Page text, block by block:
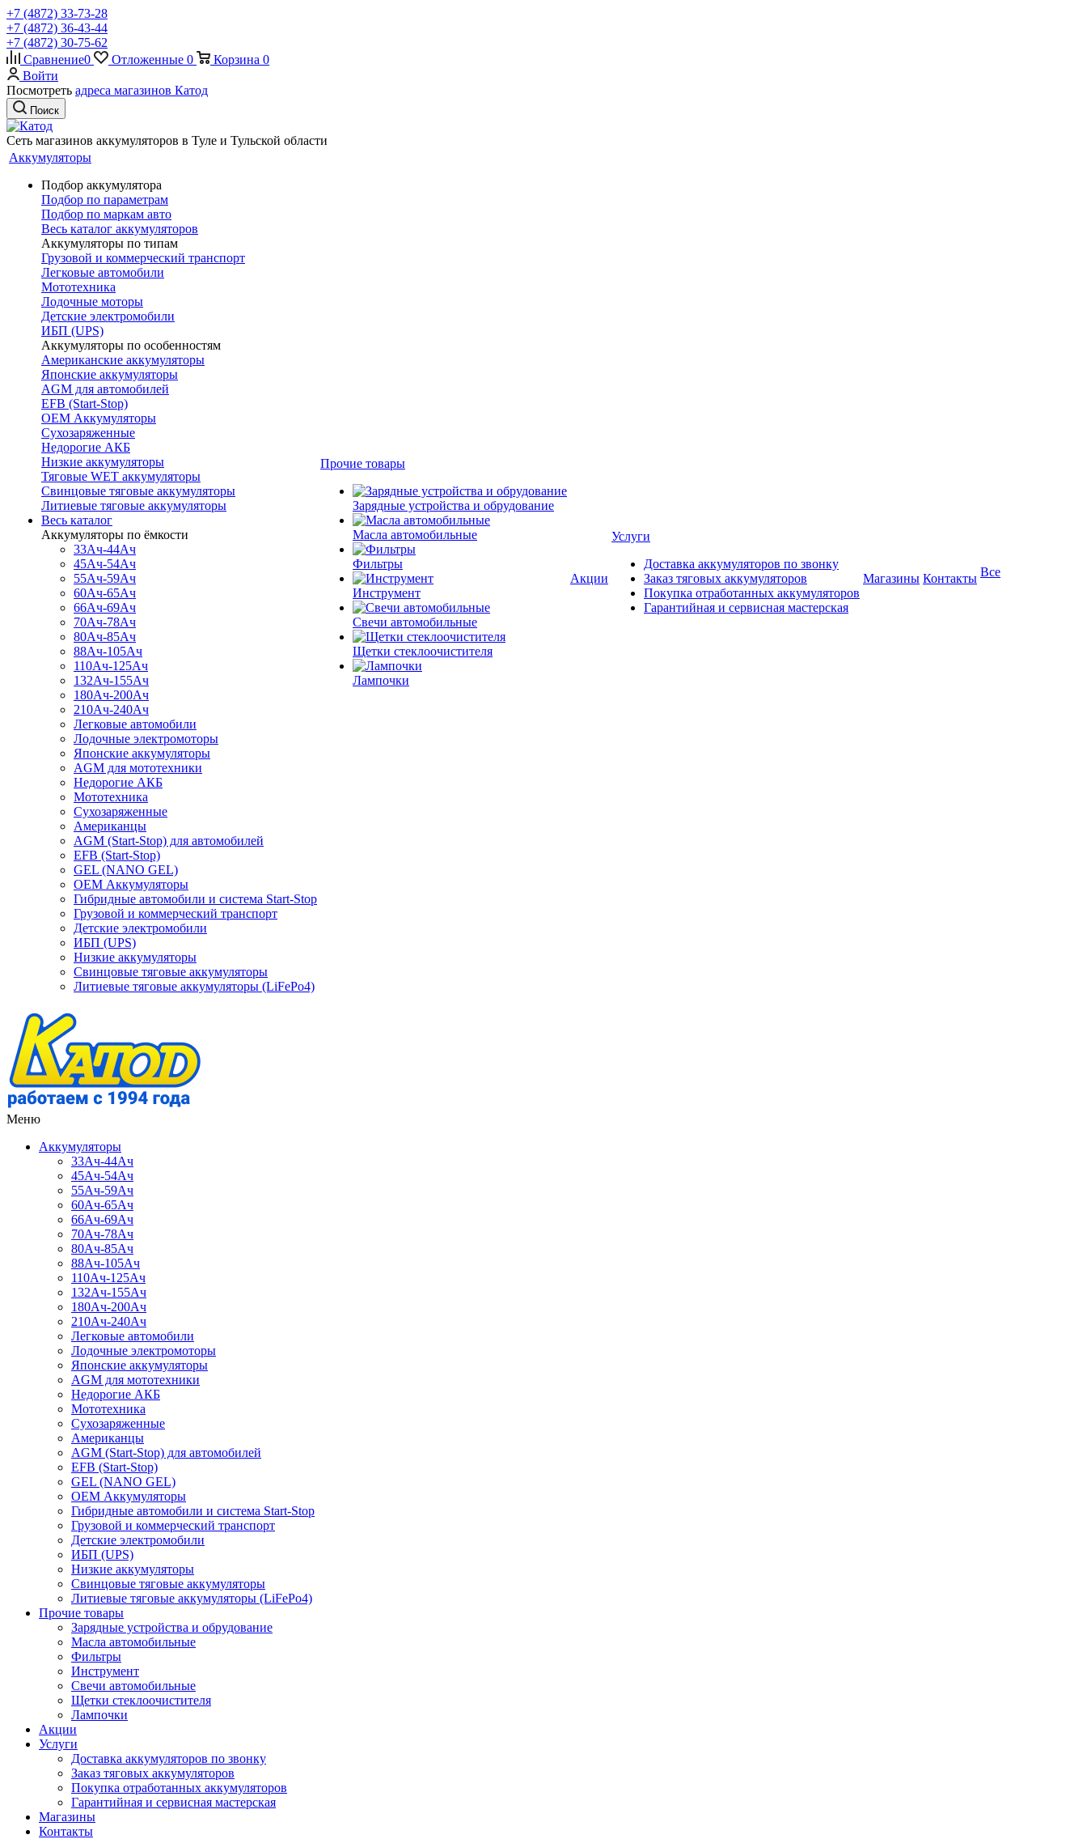
+7 (4872) 33-73-28
+7 (4872) 36-43-44
+7 (4872) 30-75-62
Сравнение0 Отложенные 0 Корзина 0
Войти
Посмотреть адреса магазинов Катод
Поиск
Сеть магазинов аккумуляторов в Туле и Тульской области
Аккумуляторы
Подбор аккумулятора
Подбор по параметрам
Подбор по маркам авто
Весь каталог аккумуляторов
Аккумуляторы по типам
Грузовой и коммерческий транспорт
Легковые автомобили
Мототехника
Лодочные моторы
Детские электромобили
ИБП (UPS)
Аккумуляторы по особенностям
Американские аккумуляторы
Японские аккумуляторы
AGM для автомобилей
EFB (Start-Stop)
OEM Аккумуляторы
Сухозаряженные
Недорогие АКБ
Низкие аккумуляторы
Тяговые WET аккумуляторы
Свинцовые тяговые аккумуляторы
Литиевые тяговые аккумуляторы
Весь каталог
Аккумуляторы по ёмкости
33Ач-44Ач
45Ач-54Ач
55Ач-59Ач
60Ач-65Ач
66Ач-69Ач
70Ач-78Ач
80Ач-85Ач
88Ач-105Ач
110Ач-125Ач
132Ач-155Ач
180Ач-200Ач
210Ач-240Ач
Легковые автомобили
Лодочные электромоторы
Японские аккумуляторы
AGM для мототехники
Недорогие АКБ
Мототехника
Сухозаряженные
Американцы
AGM (Start-Stop) для автомобилей
EFB (Start-Stop)
GEL (NANO GEL)
OEM Аккумуляторы
Гибридные автомобили и система Start-Stop
Грузовой и коммерческий транспорт
Детские электромобили
ИБП (UPS)
Низкие аккумуляторы
Свинцовые тяговые аккумуляторы
Литиевые тяговые аккумуляторы (LiFePo4)
Прочие товары
Зарядные устройства и обрудование
Масла автомобильные
Фильтры
Инструмент
Свечи автомобильные
Щетки стеклоочистителя
Лампочки
Акции
Услуги
Доставка аккумуляторов по звонку
Заказ тяговых аккумуляторов
Покупка отработанных аккумуляторов
Гарантийная и сервисная мастерская
Магазины Контакты Все
Меню
Аккумуляторы
33Ач-44Ач
45Ач-54Ач
55Ач-59Ач
60Ач-65Ач
66Ач-69Ач
70Ач-78Ач
80Ач-85Ач
88Ач-105Ач
110Ач-125Ач
132Ач-155Ач
180Ач-200Ач
210Ач-240Ач
Легковые автомобили
Лодочные электромоторы
Японские аккумуляторы
AGM для мототехники
Недорогие АКБ
Мототехника
Сухозаряженные
Американцы
AGM (Start-Stop) для автомобилей
EFB (Start-Stop)
GEL (NANO GEL)
OEM Аккумуляторы
Гибридные автомобили и система Start-Stop
Грузовой и коммерческий транспорт
Детские электромобили
ИБП (UPS)
Низкие аккумуляторы
Свинцовые тяговые аккумуляторы
Литиевые тяговые аккумуляторы (LiFePo4)
Прочие товары
Зарядные устройства и обрудование
Масла автомобильные
Фильтры
Инструмент
Свечи автомобильные
Щетки стеклоочистителя
Лампочки
Акции
Услуги
Доставка аккумуляторов по звонку
Заказ тяговых аккумуляторов
Покупка отработанных аккумуляторов
Гарантийная и сервисная мастерская
Магазины
Контакты